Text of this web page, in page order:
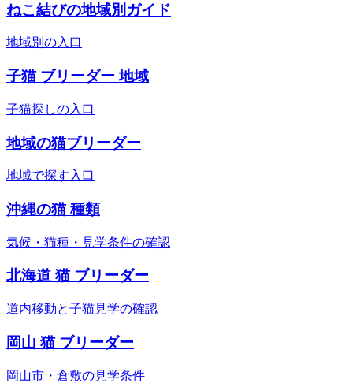
ねこ結びの地域別ガイド
地域別の入口
子猫 ブリーダー 地域
子猫探しの入口
地域の猫ブリーダー
地域で探す入口
沖縄の猫 種類
気候・猫種・見学条件の確認
北海道 猫 ブリーダー
道内移動と子猫見学の確認
岡山 猫 ブリーダー
岡山市・倉敷の見学条件